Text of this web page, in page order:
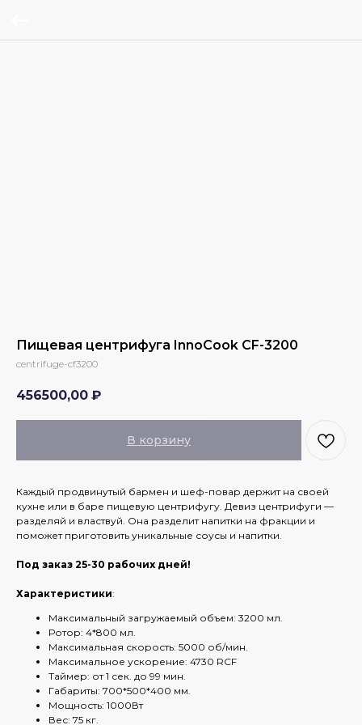
Пищевая центрифуга InnoCook CF-3200
centrifuge-cf3200
456500,00 ₽
В корзину
Каждый продвинутый бармен и шеф-повар держит на своей
кухне или в баре пищевую центрифугу. Девиз центрифуги —
разделяй и властвуй. Она разделит напитки на фракции и
поможет приготовить уникальные соусы и напитки.
Под заказ 25-30 рабочих дней!
Характеристики:
Максимальный загружаемый объем: 3200 мл.
Ротор: 4*800 мл.
Максимальная скорость: 5000 об/мин.
Максимальное ускорение: 4730 RCF
Таймер: от 1 сек. до 99 мин.
Габариты: 700*500*400 мм.
Мощность: 1000Вт
Вес: 75 кг.